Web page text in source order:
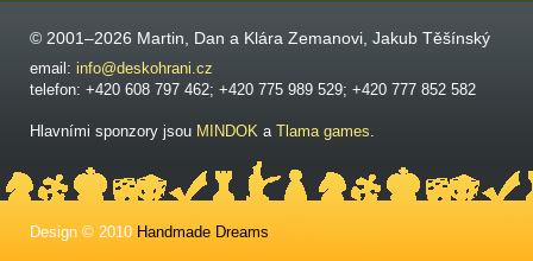
© 2001–2026 Martin, Dan a Klára Zemanovi, Jakub Těšínský
email: info@deskohrani.cz
telefon: +420 608 797 462; +420 775 989 529; +420 777 852 582
Hlavními sponzory jsou MINDOK a Tlama games.
Design © 2010 Handmade Dreams